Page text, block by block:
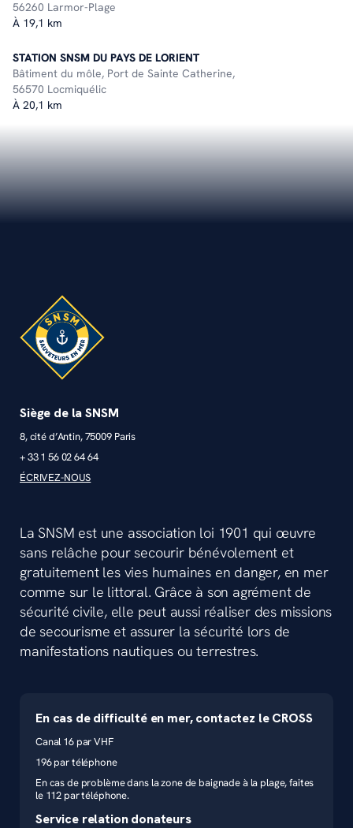
56260 Larmor-Plage
À 19,1 km
STATION SNSM DU PAYS DE LORIENT
Bâtiment du môle, Port de Sainte Catherine,
56570 Locmiquélic
À 20,1 km
Siège de la SNSM
8, cité d’Antin, 75009 Paris
+ 33 1 56 02 64 64
ÉCRIVEZ-NOUS
La SNSM est une association loi 1901 qui œuvre
sans relâche pour secourir bénévolement et
gratuitement les vies humaines en danger, en mer
comme sur le littoral. Grâce à son agrément de
sécurité civile, elle peut aussi réaliser des missions
de secourisme et assurer la sécurité lors de
manifestations nautiques ou terrestres.
En cas de difficulté en mer, contactez le CROSS
Canal 16 par VHF
196 par téléphone
En cas de problème dans la zone de baignade à la plage, faites
le 112 par téléphone.
Service relation donateurs